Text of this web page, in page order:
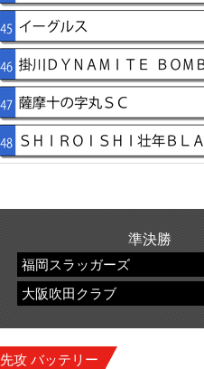
準決勝
福岡スラッガーズ
大阪吹田クラブ
先攻 バッテリー